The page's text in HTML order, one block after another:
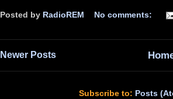
Posted by RadioREM No comments:
Newer Posts
Subscribe to: Posts